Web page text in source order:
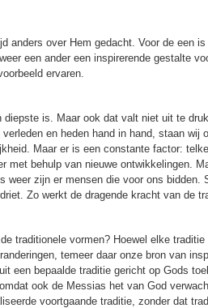
anders over Hem gedacht. Voor de een
een ander een inspirerende gestalte
ervaren.
is. Maar ook dat valt niet uit te
en heden hand in hand, staan wij
Maar er is een constante factor:
met behulp van nieuwe ontwikkelingen.
zijn er mensen die voor ons bidden.
Zo werkt de dragende kracht van de
traditionele vormen? Hoewel elke
temeer daar onze bron van
een bepaalde traditie gericht op Gods
ook de Messias het van God
voortgaande traditie, zonder dat